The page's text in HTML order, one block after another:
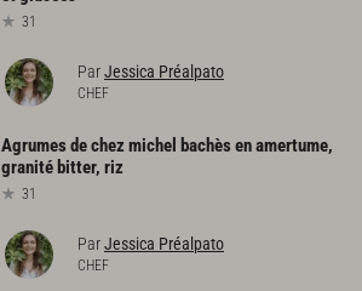
31
ParJessica Préalpato
CHEF
Agrumesdechezmichel bachèsenamertume,
granité bitter, riz
31
ParJessica Préalpato
CHEF